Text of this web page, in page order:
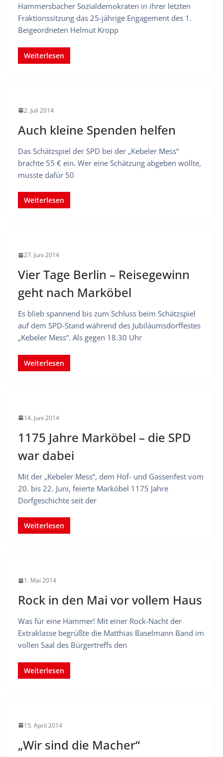
Hammersbacher Sozialdemokraten in ihrer letzten
Fraktionssitzung das 25-jährige Engagement des 1.
Beigeordneten Helmut Kropp
Weiterlesen
2. Juli 2014
Auch kleine Spenden helfen
Das Schätzspiel der SPD bei der „Kebeler Mess“
brachte 55 € ein. Wer eine Schätzung abgeben wollte,
musste dafür 50
Weiterlesen
27. Juni 2014
Vier Tage Berlin – Reisegewinn
geht nach Marköbel
Es blieb spannend bis zum Schluss beim Schätzspiel
auf dem SPD-Stand während des Jubiläumsdorffestes
„Kebeler Mess“. Als gegen 18.30 Uhr
Weiterlesen
14. Juni 2014
1175 Jahre Marköbel – die SPD
war dabei
Mit der „Kebeler Mess“, dem Hof- und Gassenfest vom
20. bis 22. Juni, feierte Marköbel 1175 Jahre
Dorfgeschichte seit der
Weiterlesen
1. Mai 2014
Rock in den Mai vor vollem Haus
Was für eine Hammer! Mit einer Rock-Nacht der
Extraklasse begrüßte die Matthias Baselmann Band im
vollen Saal des Bürgertreffs den
Weiterlesen
15. April 2014
„Wir sind die Macher“